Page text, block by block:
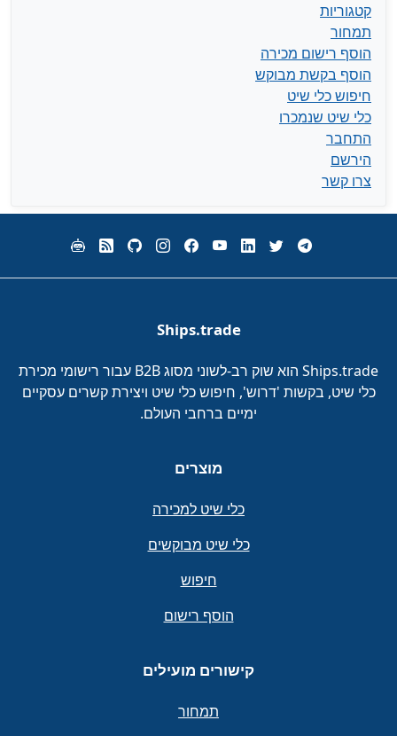
קטגוריות
תמחור
הוסף רישום מכירה
הוסף בקשת מבוקש
חיפוש כלי שיט
כלי שיט שנמכרו
התחבר
הירשם
צרו קשר
Ships.trade
Ships.trade הוא שוק רב-לשוני מסוג B2B עבור רישומי מכירת
כלי שיט, בקשות 'דרוש', חיפוש כלי שיט ויצירת קשרים עסקיים
ימיים ברחבי העולם.
מוצרים
כלי שיט למכירה
כלי שיט מבוקשים
חיפוש
הוסף רישום
קישורים מועילים
תמחור